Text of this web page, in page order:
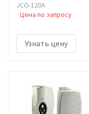
JCO-120A
Цена по запросу
Узнать цену